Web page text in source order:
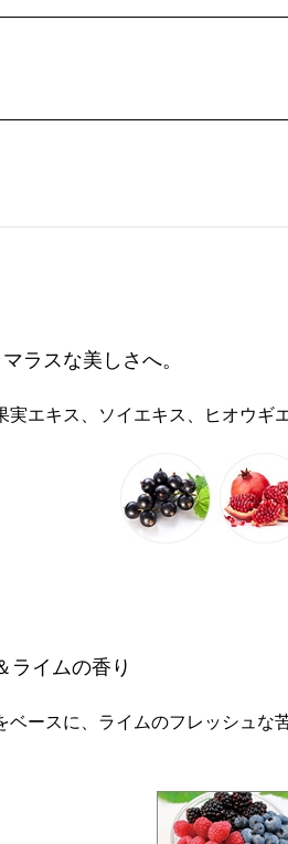
ラスな美しさへ。
エキス、ソイエキス、ヒオウギ
ライムの香り
ースに、ライムのフレッシュな